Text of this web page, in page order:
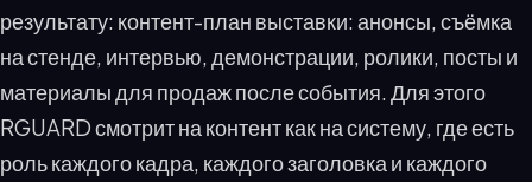
результату: контент-план выставки: анонсы, съёмка
на стенде, интервью, демонстрации, ролики, посты и
материалы для продаж после события. Для этого
RGUARD смотрит на контент как на систему, где есть
роль каждого кадра, каждого заголовка и каждого